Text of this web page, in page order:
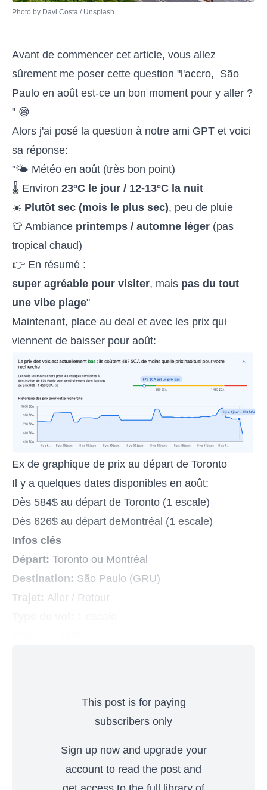
Photo by Davi Costa / Unsplash
Avant de commencer cet article, vous allez
sûrement me poser cette question "l'accro, São
Paulo en août est-ce un bon moment pour y aller ?
" 😅
Alors j'ai posé la question à notre ami GPT et voici
sa réponse:
"🌤️ Météo en août (très bon point)
🌡️ Environ 23°C le jour / 12-13°C la nuit
☀️ Plutôt sec (mois le plus sec), peu de pluie
👕 Ambiance printemps / automne léger (pas
tropical chaud)
👉 En résumé :
super agréable pour visiter, mais pas du tout
une vibe plage"
Maintenant, place au deal et avec les prix qui
viennent de baisser pour août:
Ex de graphique de prix au départ de Toronto
Il y a quelques dates disponibles en août:
Dès 584$ au départ de Toronto (1 escale)
Dès 626$ au départ deMontréal (1 escale)
Infos clés
Départ: Toronto ou Montréal
Destination: São Paulo (GRU)
Trajet: Aller / Retour
This post is for paying
subscribers only
Sign up now and upgrade your
account to read the post and